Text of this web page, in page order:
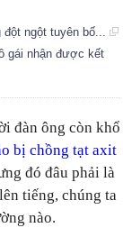
ngột tuyên bố...
gái nhận được kết
đàn ông còn khổ
bị chồng tạt axit
đó đâu phải là
tiếng, chúng ta
nào.